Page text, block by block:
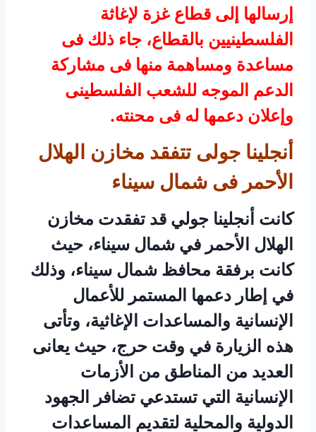
إرسالها إلى قطاع غزة لإغاثة
الفلسطينيين بالقطاع، جاء ذلك فى
مساعدة ومساهمة منها فى مشاركة
الدعم الموجه للشعب الفلسطينى
وإعلان دعمها له فى محنته.
أنجلينا جولى تتفقد مخازن الهلال
الأحمر فى شمال سيناء
كانت أنجلينا جولي قد تفقدت مخازن
الهلال الأحمر في شمال سيناء، حيث
كانت برفقة محافظ شمال سيناء، وذلك
في إطار دعمها المستمر للأعمال
الإنسانية والمساعدات الإغاثية، وتأتى
هذه الزيارة في وقت حرج، حيث يعانى
العديد من المناطق من الأزمات
الإنسانية التي تستدعي تضافر الجهود
الدولية والمحلية لتقديم المساعدات